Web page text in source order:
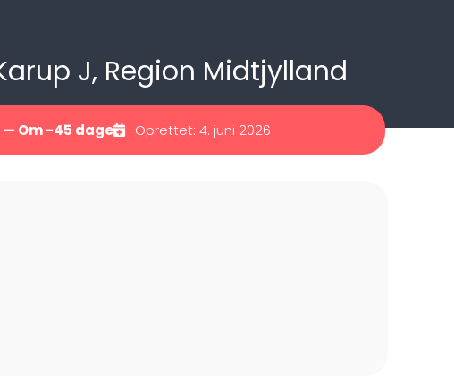
J, Region Midtjylland
— Om -45 dage Oprettet: 4. juni 2026